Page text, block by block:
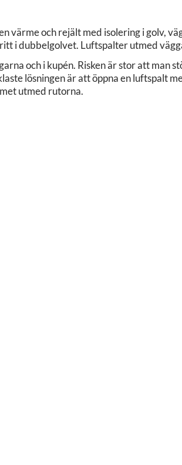
värme och rejält med isolering i golv,
i dubbelgolvet. Luftspalter utmed
och i kupén. Risken är stor att man
lösningen är att öppna en luftspalt
utmed rutorna.